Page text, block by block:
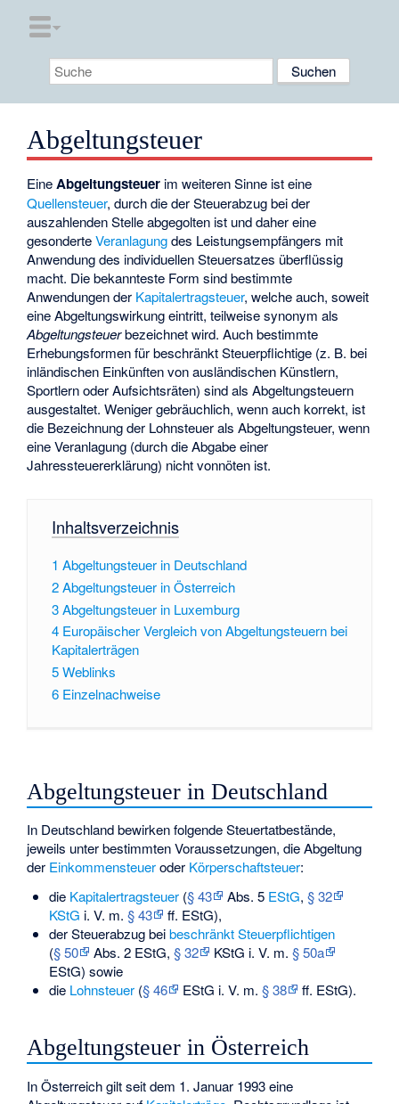
Abgeltungsteuer
EineAbgeltungsteuer im weiteren Sinne ist eine
Quellensteuer, durch die der Steuerabzug bei der
auszahlenden Stelle abgegolten ist und daher eine
gesonderteVeranlagungdes Leistungsempfängers mit
Anwendung des individuellen Steuersatzes überflüssig
macht. Die bekannteste Form sind bestimmte
Anwendungen der Kapitalertragsteuer, welche auch, soweit
eine Abgeltungswirkung eintritt, teilweise synonym als
Abgeltungsteuerbezeichnet wird. Auch bestimmte
Erhebungsformen für beschränkt Steuerpflichtige (z. B. bei
inländischen Einkünften von ausländischen Künstlern,
Sportlern oder Aufsichtsräten) sind als Abgeltungsteuern
ausgestaltet. Weniger gebräuchlich, wenn auch korrekt, ist
die Bezeichnung der Lohnsteuer als Abgeltungsteuer, wenn
eine Veranlagung (durch die Abgabe einer
Jahressteuererklärung) nicht vonnöten ist.
Inhaltsverzeichnis
1 Abgeltungsteuer in Deutschland
2Abgeltungsteuer in Österreich
3Abgeltungsteuer in Luxemburg
4 Europäischer Vergleich von Abgeltungsteuern bei
Kapitalerträgen
5Weblinks
6 Einzelnachweise
Abgeltungsteuer in Deutschland
In Deutschland bewirken folgende Steuertatbestände,
jeweils unter bestimmten Voraussetzungen, die Abgeltung
der Einkommensteueroder Körperschaftsteuer:
die Kapitalertragsteuer(§ 43 Abs. 5 EStG, § 32
KStG i. V. m. § 43
ff. EStG),
der Steuerabzug beibeschränkt Steuerpflichtigen
(§ 50 Abs. 2 EStG, § 32 KStG i. V. m. § 50a
EStG) sowie
die Lohnsteuer(§ 46 EStG i. V. m. § 38 ff. EStG).
Abgeltungsteuer in Österreich
In Österreich gilt seit dem 1. Januar 1993 eine